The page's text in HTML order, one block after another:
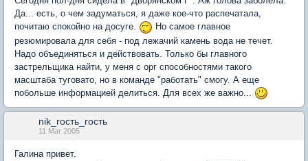
Да... есть, о чем задуматься, я даже кое-что распечатала,
почитаю спокойно на досуге.
Но самое главное
резюмировала для себя - под лежачий камень вода не течет.
Надо объединяться и действовать. Только бы главного
застрельщика найти, у меня с орг способностями такого
масштаба туговато, но в команде "работать" смогу. А еще
побольше информацией делиться. Для всех же важно...
nik_гость_гость
11 Mar 2005
Галина привет.